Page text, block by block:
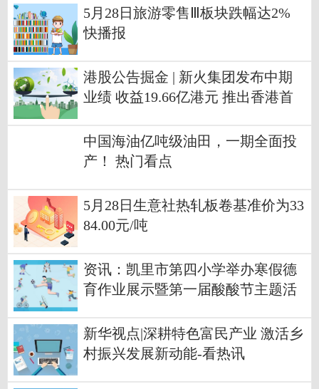
5月28日旅游零售Ⅲ板块跌幅达2%
快播报
港股公告掘金 | 新火集团发布中期
业绩 收益19.66亿港元 推出香港首
品“Alpha BTC”
中国海油亿吨级油田，一期全面投
产！ 热门看点
5月28日生意社热轧板卷基准价为33
84.00元/吨
资讯：凯里市第四小学举办寒假德
育作业展示暨第一届酸酸节主题活
新华视点|深耕特色富民产业 激活乡
村振兴发展新动能-看热讯